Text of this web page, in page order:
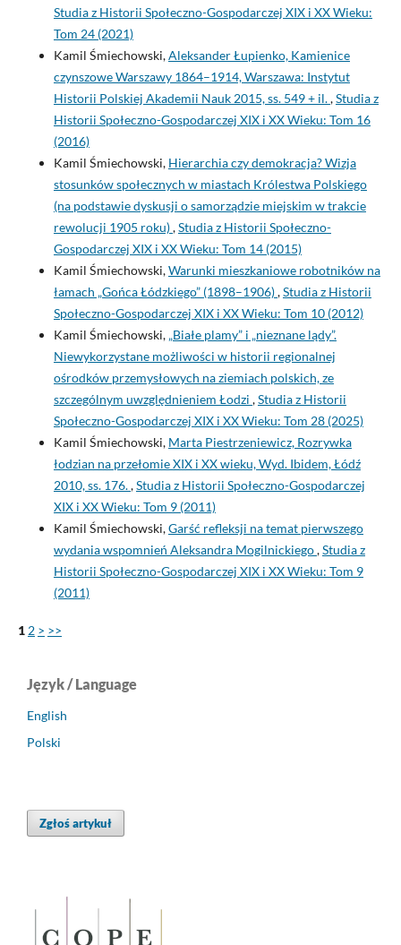
Studia z Historii Społeczno-Gospodarczej XIX i XX Wieku:
Tom 24 (2021)
Kamil Śmiechowski,Aleksander Łupienko, Kamienice
czynszowe Warszawy 1864–1914, Warszawa: Instytut
Historii Polskiej Akademii Nauk 2015, ss. 549 + il.,Studia z
Historii Społeczno-Gospodarczej XIX i XX Wieku: Tom 16
(2016)
Kamil Śmiechowski, Hierarchia czy demokracja? Wizja
stosunków społecznych w miastach Królestwa Polskiego
(na podstawie dyskusji o samorządzie miejskim w trakcie
rewolucji 1905 roku),Studia z Historii Społeczno-
Gospodarczej XIX i XX Wieku: Tom 14 (2015)
Kamil Śmiechowski,Warunki mieszkaniowe robotników na
łamach „Gońca Łódzkiego” (1898–1906),Studia z Historii
Społeczno-Gospodarczej XIX i XX Wieku: Tom 10 (2012)
Kamil Śmiechowski, „Białe plamy” i „nieznane lądy”.
Niewykorzystane możliwości w historii regionalnej
ośrodków przemysłowych na ziemiach polskich, ze
szczególnym uwzględnieniem Łodzi ,Studia z Historii
Społeczno-Gospodarczej XIX i XX Wieku: Tom 28 (2025)
Kamil Śmiechowski, Marta Piestrzeniewicz, Rozrywka
łodzian na przełomie XIX i XX wieku, Wyd. Ibidem, Łódź
2010, ss. 176.,Studia z Historii Społeczno-Gospodarczej
XIX i XX Wieku: Tom 9 (2011)
Kamil Śmiechowski,Garść refleksji na temat pierwszego
wydania wspomnień Aleksandra Mogilnickiego,Studia z
Historii Społeczno-Gospodarczej XIX i XX Wieku: Tom 9
(2011)
1 2 > >>
Język / Language
English
Polski
Zgłoś artykuł